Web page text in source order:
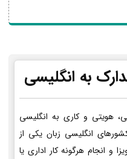
به انگلیسی
هویتی و کاری به انگلیسی
انگلیسی زبان یکی از
و انجام هرگونه کار اداری یا